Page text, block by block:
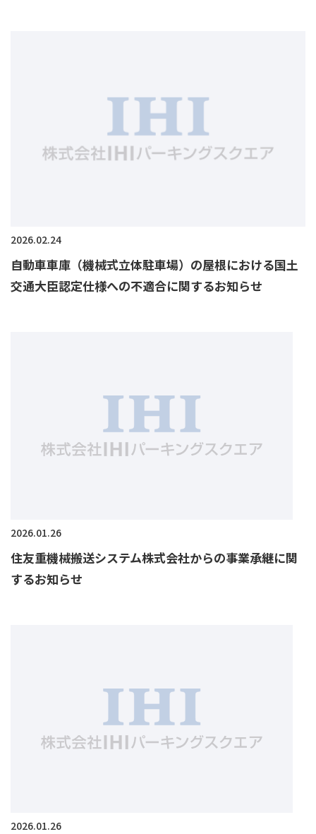
2026.02.24
自動車車庫（機械式立体駐車場）の屋根における国土
交通大臣認定仕様への不適合に関するお知らせ
2026.01.26
住友重機械搬送システム株式会社からの事業承継に関
するお知らせ
2026.01.26